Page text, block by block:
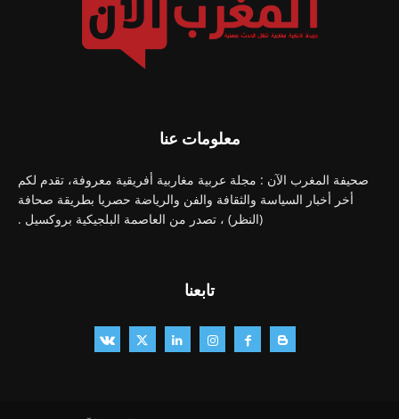
معلومات عنا
صحيفة المغرب الآن : مجلة عربية مغاربية أفريقية معروفة، تقدم لكم
أخر أخبار السياسة والثقافة والفن والرياضة حصريا بطريقة صحافة
(النظر) ، تصدر من العاصمة البلجيكية بروكسيل .
تابعنا